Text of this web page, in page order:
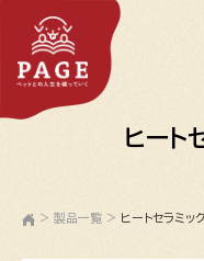
ヒー
> 製品一覧 > ヒートセラミ